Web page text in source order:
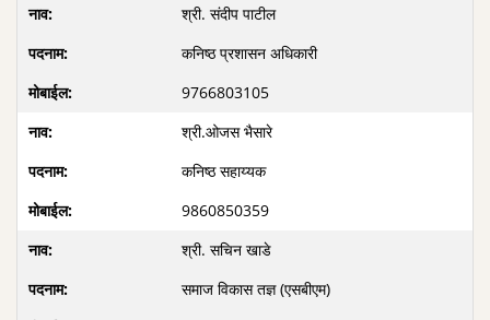
श्री. संदीप पाटील
कनिष्ठ प्रशासन अधिकारी
9766803105
श्री.ओजस भैसारे
कनिष्ठ सहाय्यक
9860850359
श्री. सचिन खाडे
समाज विकास तज्ञ (एसबीएम)